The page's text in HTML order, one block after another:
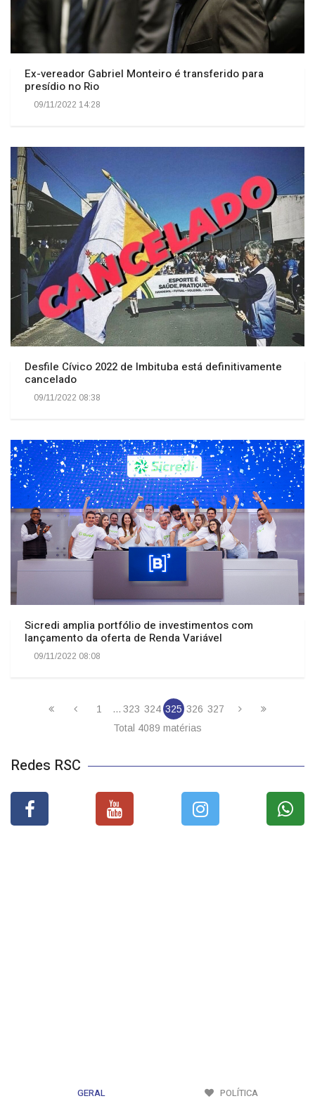
Ex-vereador Gabriel Monteiro é transferido para
presídio no Rio
09/11/2022 14:28
Desfile Cívico 2022 de Imbituba está definitivamente
cancelado
09/11/2022 08:38
Sicredi amplia portfólio de investimentos com
lançamento da oferta de Renda Variável
09/11/2022 08:08
1 ... 323 324 325 326 327
Total 4089 matérias
Redes RSC
GERAL POLÍTICA